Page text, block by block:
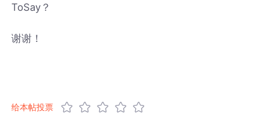
ToSay？
谢谢！
给本帖投票